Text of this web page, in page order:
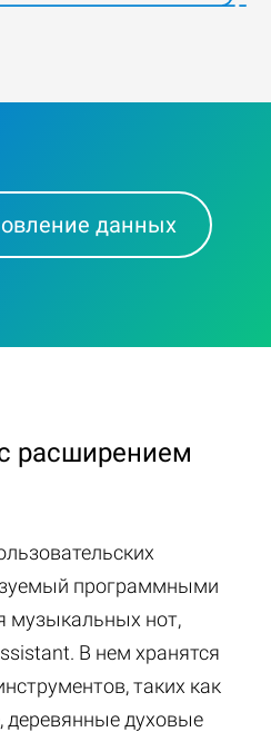
данных
расширением
программными
музыкальных нот,
В нем хранятся
таких как
деревянные духовые